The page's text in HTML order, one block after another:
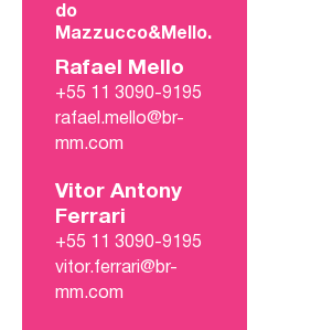
do
Mazzucco&Mello.
Rafael Mello
+55 11 3090-9195
rafael.mello@br-
mm.com
Vitor Antony
Ferrari
+55 11 3090-9195
vitor.ferrari@br-
mm.com